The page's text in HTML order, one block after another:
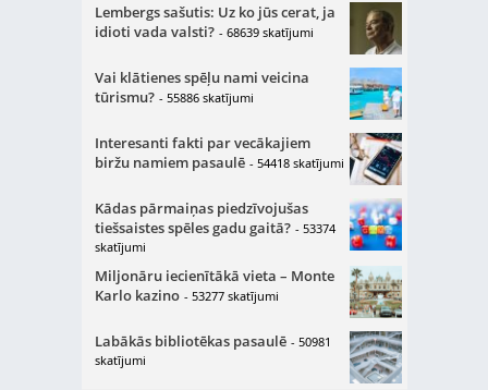
Lembergs sašutis: Uz ko jūs cerat, ja
idioti vada valsti? - 68639 skatījumi
Vai klātienes spēļu nami veicina
tūrismu? - 55886 skatījumi
Interesanti fakti par vecākajiem
biržu namiem pasaulē - 54418 skatījumi
Kādas pārmaiņas piedzīvojušas
tiešsaistes spēles gadu gaitā? - 53374
skatījumi
Miljonāru iecienītākā vieta – Monte
Karlo kazino - 53277 skatījumi
Labākās bibliotēkas pasaulē - 50981
skatījumi